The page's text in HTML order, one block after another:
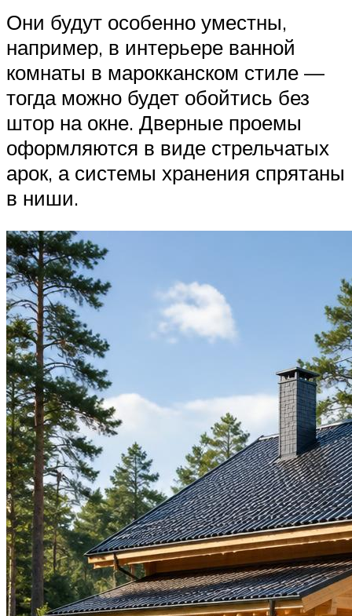
Они будут особенно уместны,
например, в интерьере ванной
комнаты в марокканском стиле —
тогда можно будет обойтись без
штор на окне. Дверные проемы
оформляются в виде стрельчатых
арок, а системы хранения спрятаны
в ниши.